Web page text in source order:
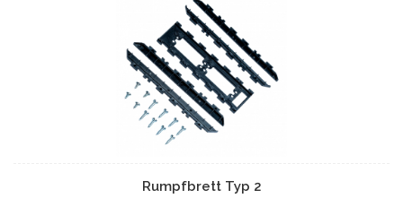
Rumpfbrett Typ 2